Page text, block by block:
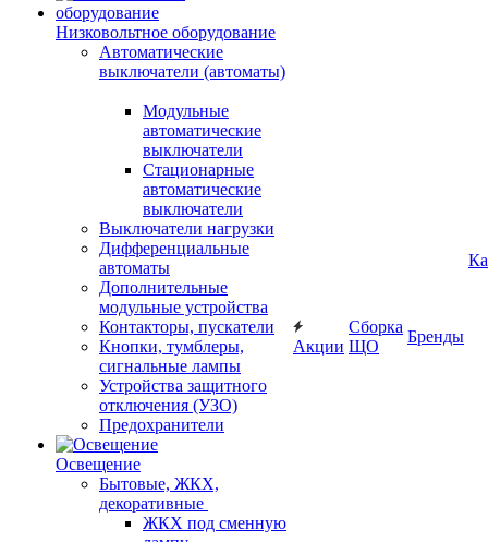
Низковольтное оборудование
Автоматические
выключатели (автоматы)
Модульные
автоматические
выключатели
Стационарные
автоматические
выключатели
Выключатели нагрузки
Дифференциальные
автоматы
Дополнительные
модульные устройства
Контакторы, пускатели
Кнопки, тумблеры,
сигнальные лампы
Устройства защитного
отключения (УЗО)
Предохранители
Освещение
Бытовые, ЖКХ,
декоративные
ЖКХ под сменную
Акции
Сборка
ЩО
Бренды